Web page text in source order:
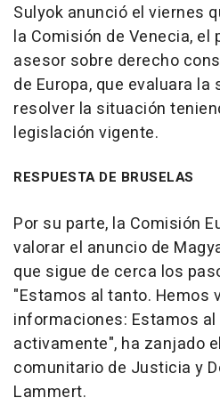
Sulyok anunció el viernes
la Comisión de Venecia,
asesor sobre derecho
de Europa, que evaluara la
resolver la situación
legislación vigente.
RESPUESTA DE BRUSELAS
Por su parte, la Comisión
valorar el anuncio de
que sigue de cerca los
"Estamos al tanto. Hemos
informaciones: Estamos
activamente", ha zanjado
comunitario de Justicia y
Lammert.